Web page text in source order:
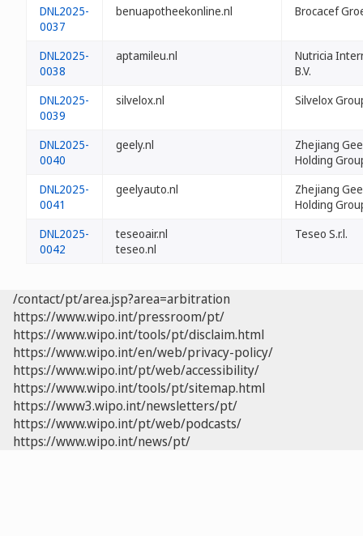
DNL2025-
0037
benuapotheekonline.nl Brocacef
DNL2025-
0038
aptamileu.nl
Nutricia
B.V.
DNL2025-
0039
silvelox.nl Silvelox
DNL2025-
0040
geely.nl
Zhejiang
Holding
DNL2025-
0041
geelyauto.nl
Zhejiang
Holding
DNL2025-
0042
teseoair.nl
teseo.nl
Teseo S.r.l.
/contact/pt/area.jsp?area=arbitration
https://www.wipo.int/pressroom/pt/
https://www.wipo.int/tools/pt/disclaim.html
https://www.wipo.int/en/web/privacy-policy/
https://www.wipo.int/pt/web/accessibility/
https://www.wipo.int/tools/pt/sitemap.html
https://www3.wipo.int/newsletters/pt/
https://www.wipo.int/pt/web/podcasts/
https://www.wipo.int/news/pt/